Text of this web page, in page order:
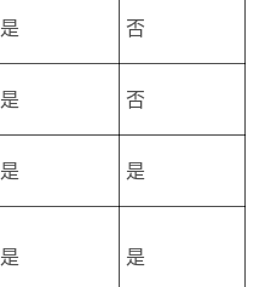
是 否
是 否
是 是
是 是